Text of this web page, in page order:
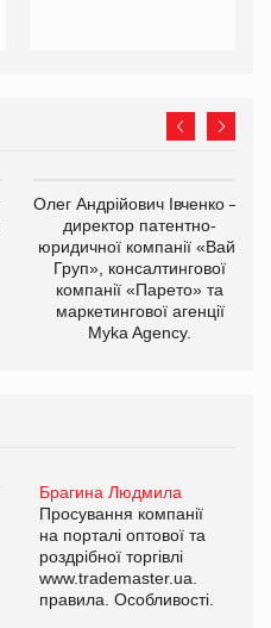
Олег Андрійович Івченко —
директор патентно-
юридичної компанії «Вайз
Груп», консалтингової
компанії «Парето» та
маркетингової агенції
Myka Agency.
Брагина Людмила
Просування компанії
на порталі оптової та
роздрібної торгівлі
www.trademaster.ua.
правила. Особливості.